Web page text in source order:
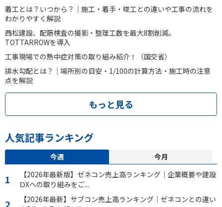
着工とは？いつから？｜施工・着手・竣工との違いや工事の流れを
わかりやすく解説
西松建設、配筋検査の撮影・整理工数を最大8割削減。
TOTTARROWを導入
工事現場での熱中症対策の取り組み紹介！（国交省）
排水勾配とは？｜場所別の目安・1/100の計算方法・施工時の注意
点を解説
もっと見る
人気記事ランキング
今週
今月
【2026年最新版】ゼネコン売上高ランキング｜企業概要や建設
ⅮXへの取り組みをご...
【2026年最新】サブコン売上高ランキング｜ゼネコンとの違い